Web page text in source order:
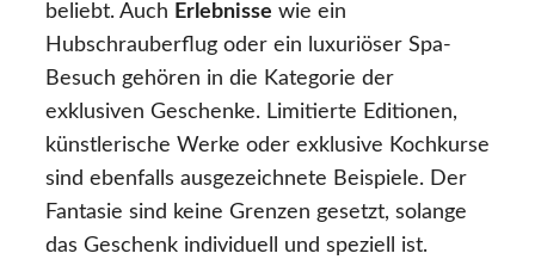
beliebt. Auch Erlebnisse wie ein
Hubschrauberflug oder ein luxuriöser Spa-
Besuch gehören in die Kategorie der
exklusiven Geschenke. Limitierte Editionen,
künstlerische Werke oder exklusive Kochkurse
sind ebenfalls ausgezeichnete Beispiele. Der
Fantasie sind keine Grenzen gesetzt, solange
das Geschenk individuell und speziell ist.